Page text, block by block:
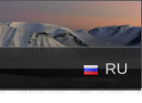
RU